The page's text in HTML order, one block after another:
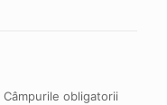
Câmpurile obligatorii